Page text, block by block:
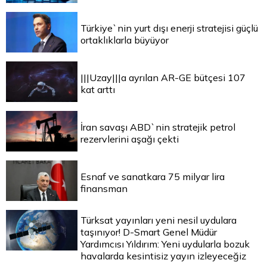
Türkiye`nin yurt dışı enerji stratejisi güçlü
ortaklıklarla büyüyor
|||Uzay|||a ayrılan AR-GE bütçesi 107
kat arttı
İran savaşı ABD`nin stratejik petrol
rezervlerini aşağı çekti
Esnaf ve sanatkara 75 milyar lira
finansman
Türksat yayınları yeni nesil uydulara
taşınıyor! D-Smart Genel Müdür
Yardımcısı Yıldırım: Yeni uydularla bozuk
havalarda kesintisiz yayın izleyeceğiz